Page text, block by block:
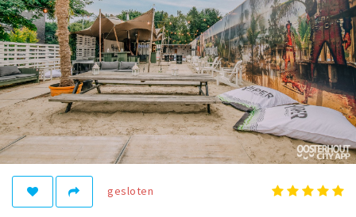
Nieuws, interviews & blogs
Eten
Drinken
Slapen
Recreatief
Winkels
Winkelgebiedengesloten